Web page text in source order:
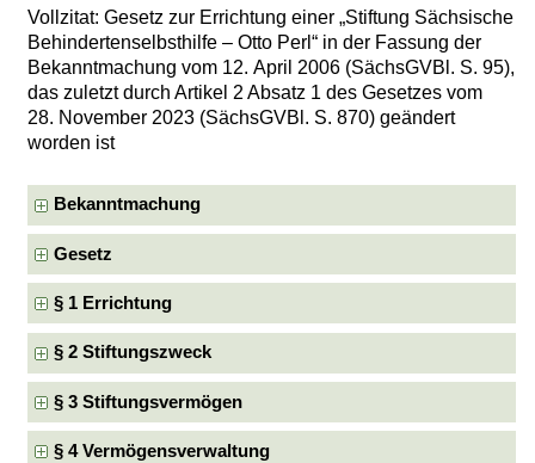
Vollzitat: Gesetz zur Errichtung einer „Stiftung Sächsische
Behindertenselbsthilfe – Otto Perl“ in der Fassung der
Bekanntmachung vom 12. April 2006 (SächsGVBl. S. 95),
das zuletzt durch Artikel 2 Absatz 1 des Gesetzes vom
28. November 2023 (SächsGVBl. S. 870) geändert
worden ist
Bekanntmachung
Gesetz
§ 1 Errichtung
§ 2 Stiftungszweck
§ 3 Stiftungsvermögen
§ 4 Vermögensverwaltung